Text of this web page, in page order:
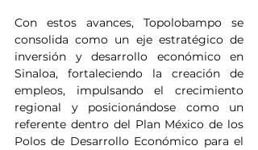
Con estos avances, Topolobampo se
consolida como un eje estratégico de
inversión y desarrollo económico en
Sinaloa, fortaleciendo la creación de
empleos, impulsando el crecimiento
regional y posicionándose como un
referente dentro del Plan México de los
Polos de Desarrollo Económico para el